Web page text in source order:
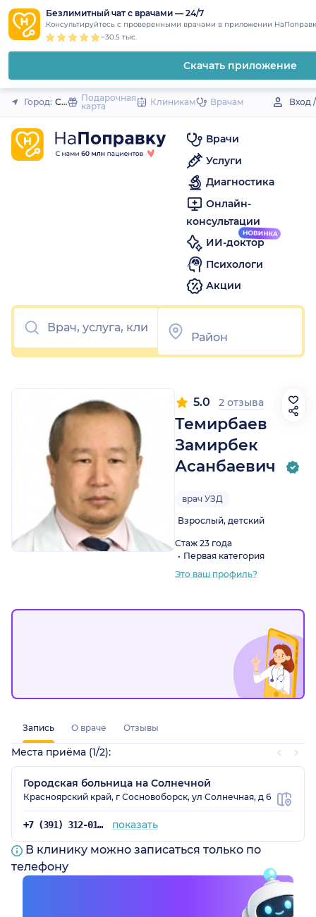
content
Безлимитный чат с врачами — 24/7
Консультируйтесь с проверенными врачами в приложении
~30.5 тыс.
Скачать приложение
Закрыть
Город: Сосновоборск
Подарочная
карта
Клиникам Врачам Вход
Врачи
Услуги
Диагностика
Онлайн-
консультации
ИИ-доктор
Психологи
Акции
Темирбаев
Замирбек
Асанбаевич
5.0 2 отзыва
врач УЗД
Взрослый, детский
Стаж 23 года
Первая категория
Это ваш профиль?
Запись О враче Отзывы
Места приёма (1/2):
Городская больница на Солнечной
Красноярский край, г Сосновоборск, ул Солнечная, д 6
+7 (391) 312-01-98 показать
В клинику можно записаться только по
телефону